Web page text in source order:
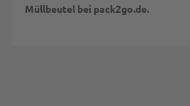
Müllbeutel bei pack2go.de.